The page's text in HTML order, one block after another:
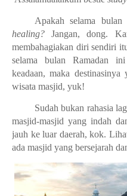
Apakah selama bulan
healing?Jangan, dong.
membahagiakan diri sendiri
selama bulan Ramadan
keadaan, maka
wisata masjid, yuk!
Sudah bukan rahasia
masjid-masjid yang indah
jauh ke luar daerah, kok.
ada masjid yang bersejarah